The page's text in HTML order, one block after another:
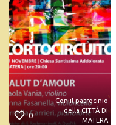
0
Con il patrocinio
della CITTÀ DI
MATERA